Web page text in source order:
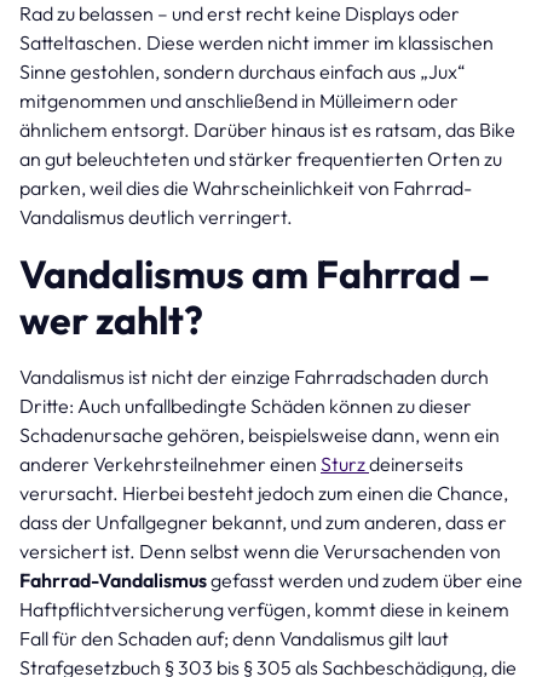
Rad zu belassen – und erst recht keine Displays oder
Satteltaschen. Diese werden nicht immer im klassischen
Sinne gestohlen, sondern durchaus einfach aus „Jux“
mitgenommen und anschließend in Mülleimern oder
ähnlichem entsorgt. Darüber hinaus ist es ratsam, das Bike
an gut beleuchteten und stärker frequentierten Orten zu
parken, weil dies die Wahrscheinlichkeit von Fahrrad-
Vandalismus deutlich verringert.
Vandalismus am Fahrrad –
wer zahlt?
Vandalismus ist nicht der einzige Fahrradschaden durch
Dritte: Auch unfallbedingte Schäden können zu dieser
Schadenursache gehören, beispielsweise dann, wenn ein
anderer Verkehrsteilnehmer einen Sturzdeinerseits
verursacht. Hierbei besteht jedoch zum einen die Chance,
dass der Unfallgegner bekannt, und zum anderen, dass er
versichert ist. Denn selbst wenn die Verursachenden von
Fahrrad-Vandalismusgefasst werden und zudem über eine
Haftpflichtversicherung verfügen, kommt diese in keinem
Fall für den Schaden auf; denn Vandalismus gilt laut
Strafgesetzbuch § 303 bis § 305 als Sachbeschädigung, die